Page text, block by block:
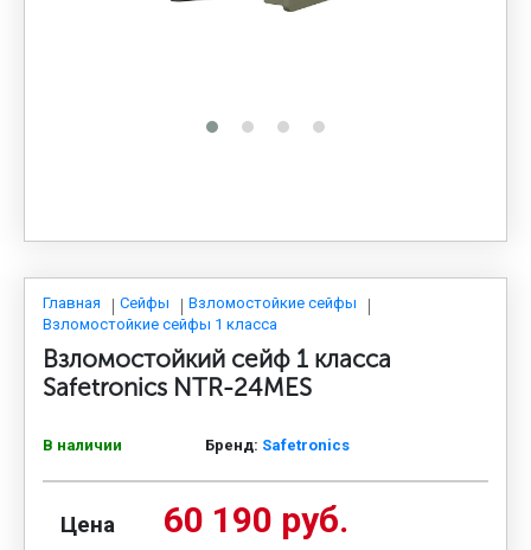
СИСТЕМЫ ХРАНЕНИЯ
МЕБЕЛЬ ДЛЯ ДОМА
МЕБЕЛЬ ДЛЯ СТОЛОВЫХ
Главная Сейфы
Взломостойкие сейфы
Взломостойкие сейфы 1 класса
Взломостойкий сейф 1 класса
Safetronics NTR-24MES
В наличии Бренд: Safetronics
Цена 60 190 руб.